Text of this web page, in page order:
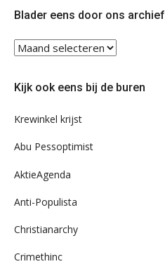
Blader eens door ons archief
Blader
ons
Kijk ook eens bij de buren
Krewinkel krijst
Abu Pessoptimist
AktieAgenda
Anti-Populista
Christianarchy
Crimethinc